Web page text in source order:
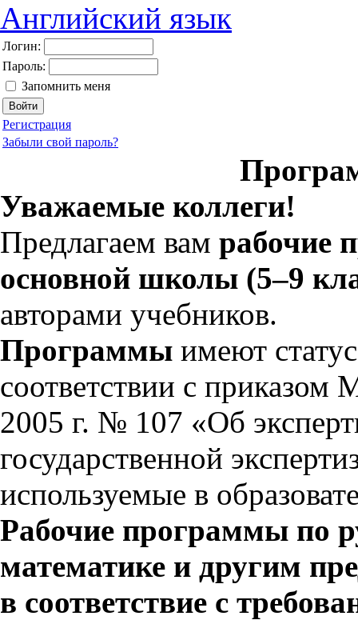
Английский язык
Логин:
Пароль:
Запомнить меня
Регистрация
Забыли свой пароль?
Уважаемые коллеги!
Предлагаем вам рабочие
основной школы (5–9
авторами учебников.
Программы имеют статус
соответствии с приказом
2005 г. № 107 «Об
государственной
используемые в
Рабочие программы по
математике и другим
в соответствие с